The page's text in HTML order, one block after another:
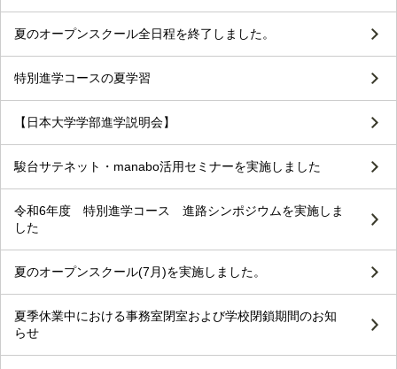
夏のオープンスクール全日程を終了しました。
特別進学コースの夏学習
【日本大学学部進学説明会】
駿台サテネット・manabo活用セミナーを実施しました
令和6年度 特別進学コース 進路シンポジウムを実施しま
した
夏のオープンスクール(7月)を実施しました。
夏季休業中における事務室閉室および学校閉鎖期間のお知
らせ